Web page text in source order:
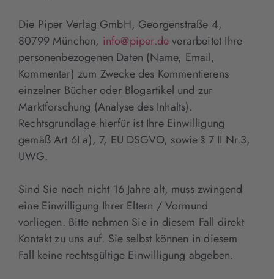
Die Piper Verlag GmbH, Georgenstraße 4,
80799 München, info@piper.deverarbeitet Ihre
personenbezogenen Daten (Name, Email,
Kommentar) zum Zwecke des Kommentierens
einzelner Bücher oder Blogartikel und zur
Marktforschung (Analyse des Inhalts).
Rechtsgrundlage hierfür ist Ihre Einwilligung
gemäß Art 6I a), 7, EU DSGVO, sowie § 7 II Nr.3,
UWG.
Sind Sie noch nicht 16 Jahre alt, muss zwingend
eine Einwilligung Ihrer Eltern / Vormund
vorliegen. Bitte nehmen Sie in diesem Fall direkt
Kontakt zu uns auf. Sie selbst können in diesem
Fall keine rechtsgültige Einwilligung abgeben.